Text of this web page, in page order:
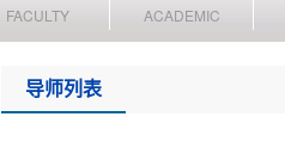
FACULTY ACADEMIC
导师列表